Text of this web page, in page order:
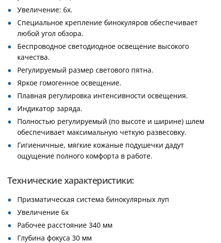
Увеличение: 6х.
Специальное крепление бинокуляров обеспечивает
любой угол обзора.
Беспроводное светодиодное освещение высокого
качества.
Регулируемый размер светового пятна.
Яркое гомогенное освещение.
Плавная регулировка интенсивности освещения.
Индикатор заряда.
Полностью регулируемый (по высоте и ширине) шлем
обеспечивает максимальную четкую развесовку.
Гигиеничные, мягкие кожаные подушечки дадут
ощущение полного комфорта в работе.
Технические характеристики:
Призматическая система бинокулярных луп
Увеличение 6х
Рабочее расстояние 340 мм
Глубина фокуса 30 мм